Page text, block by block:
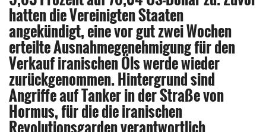
hatten die Vereinigten Staaten
angekündigt, eine vor gut zwei Wochen
erteilte Ausnahmegenehmigung für den
Verkauf iranischen Öls werde wieder
zurückgenommen. Hintergrund sind
Angriffe auf Tanker in der Straße von
Hormus, für die die iranischen
Revolutionsgarden verantwortlich